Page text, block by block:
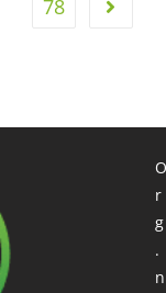
78
O
r
g
.
n